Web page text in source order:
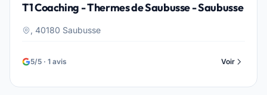
T1 Coaching - Thermes de Saubusse - Saubusse
, 40180 Saubusse
5/5 · 1 avis Voir